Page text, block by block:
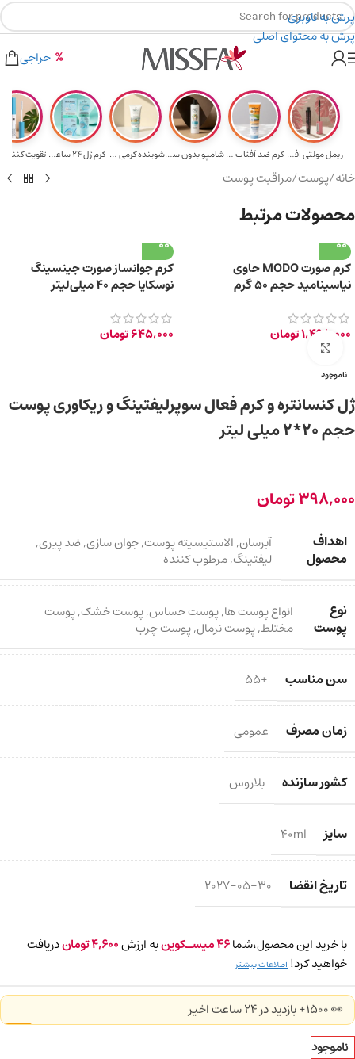
پرش به ناوبری
پرش به محتوای اصلی
۲٪ تخفیف روی سبد خرید برای روش کارت به کارت
هدیه برای خرید های بالای ۵ میلیون تومن
حراجی
ریمل مولتی افکت... کرم ضد آفتاب حا... شامپو بدون سولف... شوینده کرمی صور... کرم ژل ۲۴ ساعته... تقویت‌ کننده
خانه/پوست/مراقبت پوست
محصولات مرتبط
کرم صورت MODO حاوی
نیاسینامید حجم 50 گرم
1,498,000تومان
کرم جوانساز صورت جینسینگ
نوسکایا حجم 40 میلی‌لیتر
645,000تومان
ناموجود
برای بزرگ‌نمایی کلیک کنید
ژل کنسانتره و کرم فعال سوپرلیفتینگ و ریکاوری پوست
حجم 20*2 میلی لیتر
398,000تومان
اهداف
محصول
آبرسان,الاستیسیته پوست,جوان سازی,ضد پیری,
لیفتینگ,مرطوب کننده
نوع
پوست
انواع پوست ها,پوست حساس,پوست خشک,پوست
مختلط,پوست نرمال,پوست چرب
سن مناسب +55
زمان مصرف عمومی
کشور سازنده بلاروس
سایز 40ml
تاریخ انقضا 2027-05-30
با خرید این محصول،شما46میسـکوینبه ارزش4,600توماندریافت
خواهید کرد! اطلاعات بیشتر
👀 1500+ بازدید در ۲۴ ساعت اخیر
ناموجود